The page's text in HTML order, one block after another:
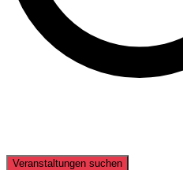
Veranstaltungen suchen